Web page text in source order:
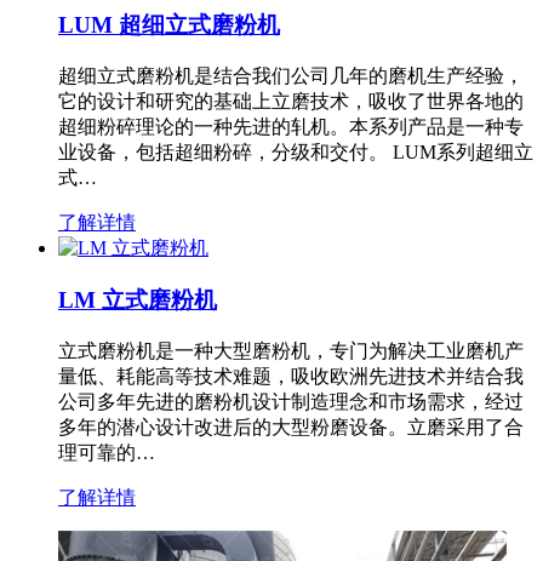
LUM 超细立式磨粉机
超细立式磨粉机是结合我们公司几年的磨机生产经验，
它的设计和研究的基础上立磨技术，吸收了世界各地的
超细粉碎理论的一种先进的轧机。本系列产品是一种专
业设备，包括超细粉碎，分级和交付。 LUM系列超细立
式…
了解详情
LM 立式磨粉机
立式磨粉机是一种大型磨粉机，专门为解决工业磨机产
量低、耗能高等技术难题，吸收欧洲先进技术并结合我
公司多年先进的磨粉机设计制造理念和市场需求，经过
多年的潜心设计改进后的大型粉磨设备。立磨采用了合
理可靠的…
了解详情